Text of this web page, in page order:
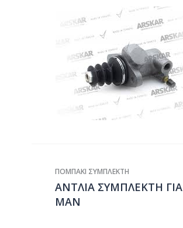
ΠΟΜΠΑΚΙ ΣΥΜΠΛΕΚΤΗ
ΑΝΤΛΙΑ ΣΥΜΠΛΕΚΤΗ ΓΙΑ
ΜΑΝ